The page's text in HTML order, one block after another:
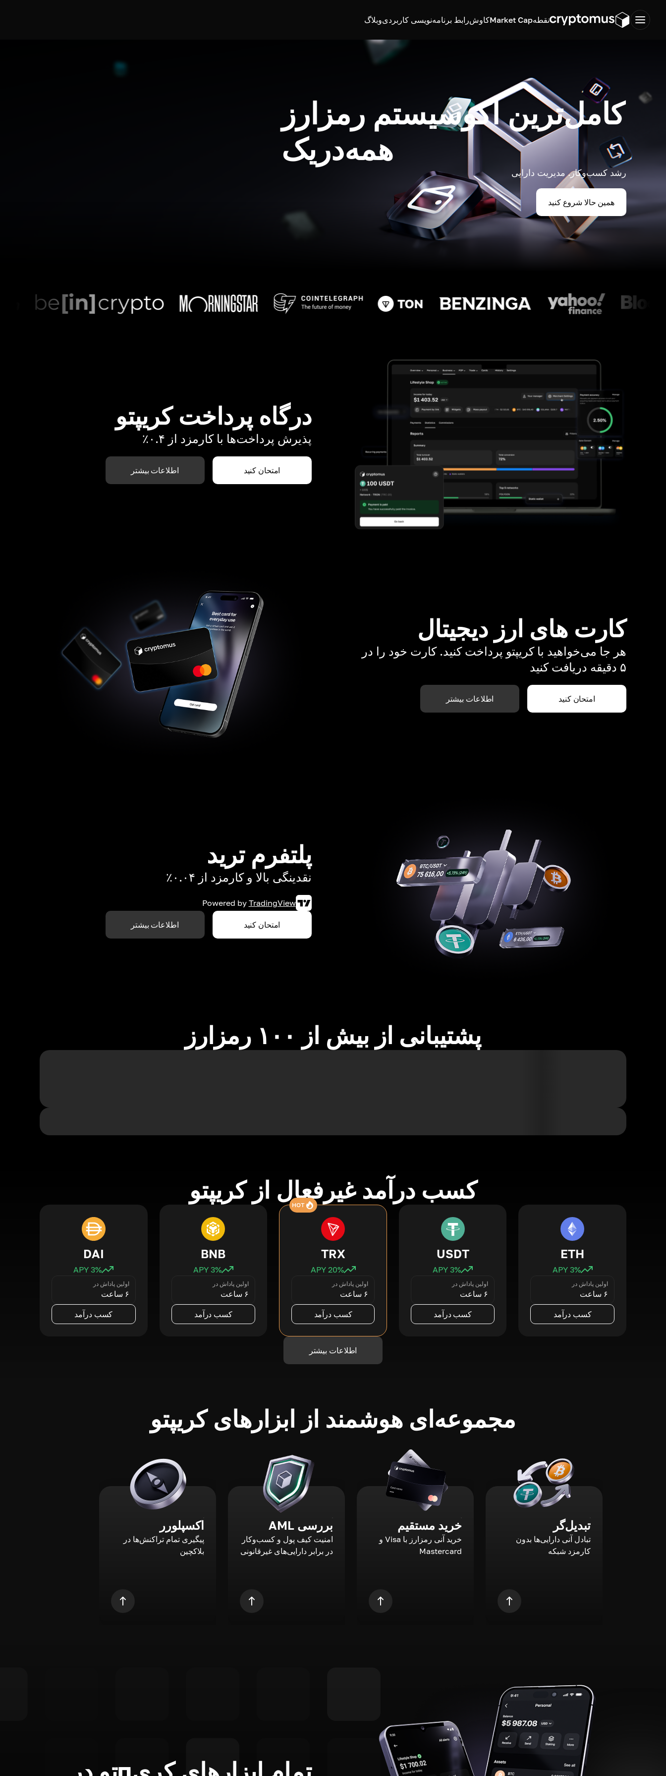
نقطهMarket Capکاوشرابط برنامه‌نویسی کاربردیوبلاگ
کامل‌ترین اکوسیستم رمزارز
همه‌در‌یک
رشد کسب‌وکار. مدیریت دارایی
همین حالا شروع کنید
درگاه پرداخت کریپتو
پذیرش پرداخت‌ها با کارمزد از ۰.۴٪
امتحان کنید اطلاعات بیشتر
کارت های ارز دیجیتال
هر جا می‌خواهید با کریپتو پرداخت کنید. کارت خود را در
۵ دقیقه دریافت کنید
امتحان کنید اطلاعات بیشتر
پلتفرم ترید
نقدینگی بالا و کارمزد از ۰.۰۴٪
Powered by TradingView
امتحان کنید اطلاعات بیشتر
پشتیبانی از بیش از ۱۰۰ رمزارز
کسب درآمد غیرفعال از کریپتو
ETH
3% APY
اولین پاداش در
۶ ساعت
کسب درآمد
USDT
3% APY
اولین پاداش در
۶ ساعت
کسب درآمد
HOT
TRX
20% APY
اولین پاداش در
۶ ساعت
کسب درآمد
BNB
3% APY
اولین پاداش در
۶ ساعت
کسب درآمد
DAI
3% APY
اولین پاداش در
۶ ساعت
کسب درآمد
اطلاعات بیشتر
مجموعه‌ای هوشمند از ابزارهای کریپتو
تبدیل‌گر
تبادل آنی دارایی‌ها بدون
کارمزد شبکه
خرید مستقیم
خرید آنی رمزارز با Visa و
Mastercard
بررسی AML
امنیت کیف پول و کسب‌وکار
در برابر دارایی‌های غیرقانونی
اکسپلورر
پیگیری تمام تراکنش‌ها در
بلاکچین